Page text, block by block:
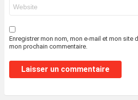
web
Enregistrer mon nom, mon e-mail et mon site
mon prochain commentaire.